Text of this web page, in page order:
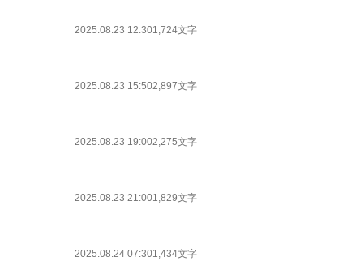
2025.08.23 12:301,724文字
2025.08.23 15:502,897文字
2025.08.23 19:002,275文字
2025.08.23 21:001,829文字
2025.08.24 07:301,434文字